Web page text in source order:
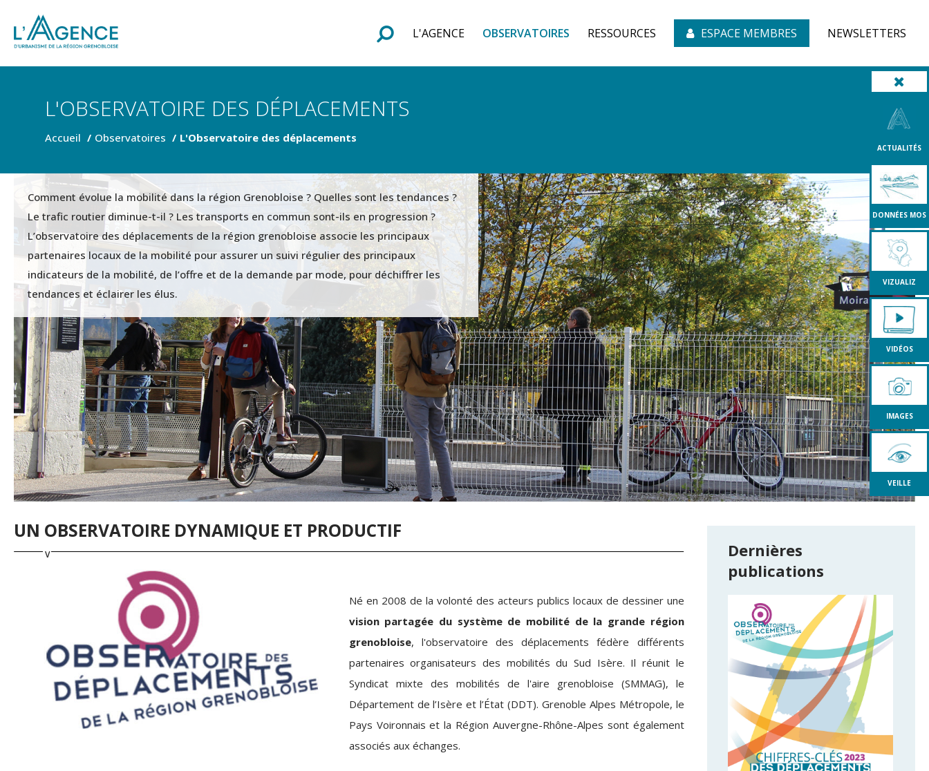
F
o
r
m
u
l
a
i
r
e
d
e
r
e
c
h
e
r
c
h
e L'AGENCE OBSERVATOIRES RESSOURCES ESPACE MEMBRES NEWSLETTERS
L'OBSERVATOIRE DES DÉPLACEMENTS
Accueil Observatoires L'Observatoire des déplacements
Comment évolue la mobilité dans la région Grenobloise ? Quelles sont les tendances ?
Le trafic routier diminue-t-il ? Les transports en commun sont-ils en progression ?
L’observatoire des déplacements de la région grenobloise associe les principaux
partenaires locaux de la mobilité pour assurer un suivi régulier des principaux
indicateurs de la mobilité, de l’offre et de la demande par mode, pour déchiffrer les
tendances et éclairer les élus.
ACTUALITÉS
DONNÉES MOS
VIZUALIZ
VIDÉOS
IMAGES
VEILLE
UN OBSERVATOIRE DYNAMIQUE ET PRODUCTIF
Né en 2008 de la volonté des acteurs publics locaux de dessiner une
vision partagée du système de mobilité de la grande région
grenobloise, l'observatoire des déplacements fédère différents
partenaires organisateurs des mobilités du Sud Isère. Il réunit le
Syndicat mixte des mobilités de l'aire grenobloise (SMMAG), le
Département de l’Isère et l’État (DDT). Grenoble Alpes Métropole, le
Pays Voironnais et la Région Auvergne-Rhône-Alpes sont également
associés aux échanges.
Dernières
publications